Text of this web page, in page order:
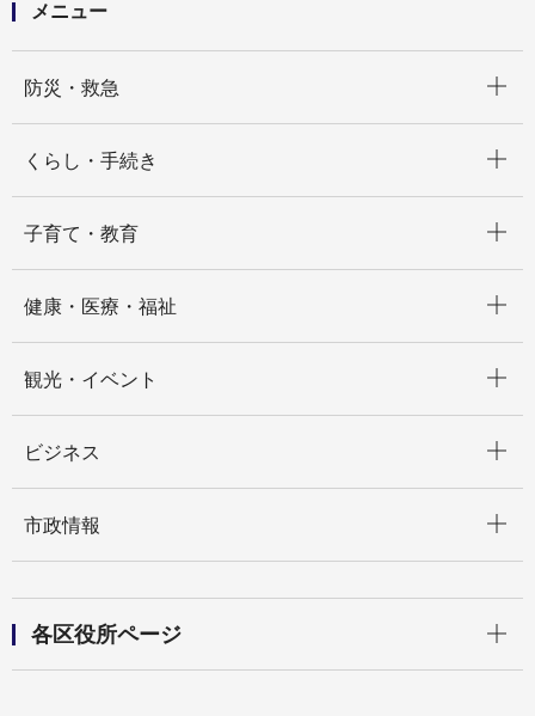
メニュー
防災・救急
くらし・手続き
子育て・教育
健康・医療・福祉
観光・イベント
ビジネス
市政情報
各区役所ページ